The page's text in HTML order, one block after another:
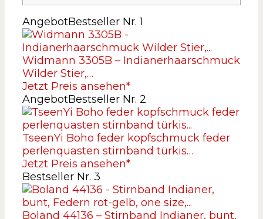
AngebotBestseller Nr. 1
Widmann 3305B – Indianerhaarschmuck
Wilder Stier,…
Jetzt Preis ansehen*
AngebotBestseller Nr. 2
TseenYi Boho feder kopfschmuck feder
perlenquasten stirnband türkis…
Jetzt Preis ansehen*
Bestseller Nr. 3
Boland 44136 – Stirnband Indianer, bunt,